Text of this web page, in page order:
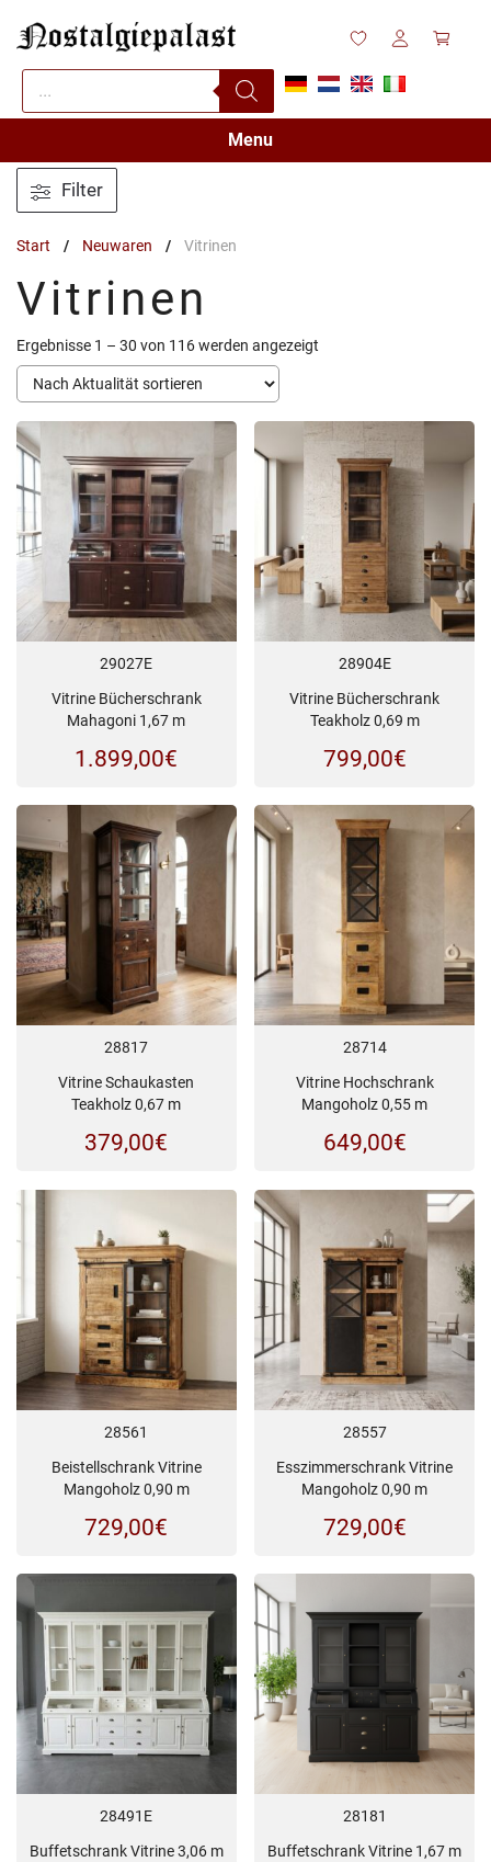
Inhalt
springen
Products
search
Menu
Start / Neuwaren / Vitrinen
Vitrinen
Ergebnisse 1 – 30 von 116 werden angezeigt
29027E
Vitrine Bücherschrank
Mahagoni 1,67 m
1.899,00€
28904E
Vitrine Bücherschrank
Teakholz 0,69 m
799,00€
28817
Vitrine Schaukasten
Teakholz 0,67 m
379,00€
28714
Vitrine Hochschrank
Mangoholz 0,55 m
649,00€
28561
Beistellschrank Vitrine
Mangoholz 0,90 m
729,00€
28557
Esszimmerschrank Vitrine
Mangoholz 0,90 m
729,00€
28491E
Buffetschrank Vitrine 3,06 m
28181
Buffetschrank Vitrine 1,67 m
Filter